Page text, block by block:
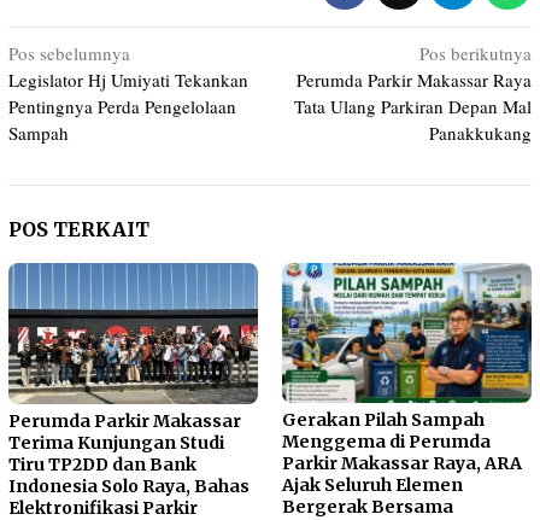
Navigasi
pos
Pos sebelumnya
Legislator Hj Umiyati Tekankan
Pentingnya Perda Pengelolaan
Sampah
Pos berikutnya
Perumda Parkir Makassar Raya
Tata Ulang Parkiran Depan Mal
Panakkukang
POS TERKAIT
Perumda Parkir Makassar
Terima Kunjungan Studi
Tiru TP2DD dan Bank
Indonesia Solo Raya, Bahas
Elektronifikasi Parkir
Gerakan Pilah Sampah
Menggema di Perumda
Parkir Makassar Raya, ARA
Ajak Seluruh Elemen
Bergerak Bersama